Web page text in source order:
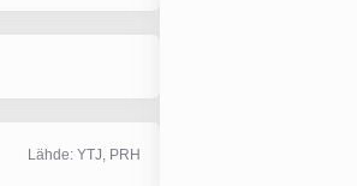
Lähde: YTJ, PRH